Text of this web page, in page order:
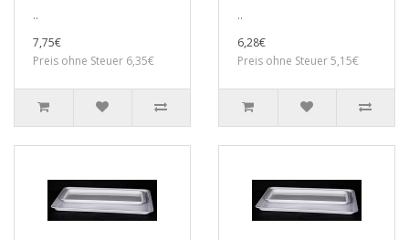
..
7,75€
Preis ohne Steuer 6,35€
..
6,28€
Preis ohne Steuer 5,15€